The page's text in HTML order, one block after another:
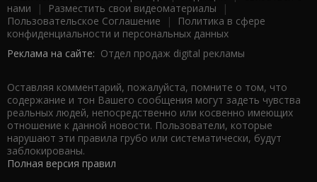
нами | Разместить свои видеоматериалы |
Пользовательское Соглашение |
Политика в сфере
конфиденциальности и персональных данных
Реклама на сайте: Отдел продаж digital рекламы
Оставляя комментарий, пожалуйста, помните о том, что
содержание и тон Вашего сообщения могут задеть чувства
реальных людей, непосредственно или косвенно имеющих
отношение к данной новости. Пользователи, которые
нарушают эти правила грубо или систематически, будут
заблокированы.
Полная версия правил